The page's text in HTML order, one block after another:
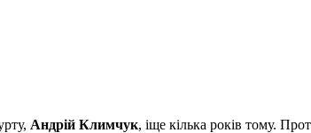
Андрій Климчук, іще кілька років тому.